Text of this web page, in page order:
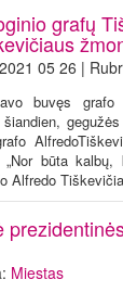
grafų
05 26 |
buvęs grafo
būta
Alfredo
Miestas